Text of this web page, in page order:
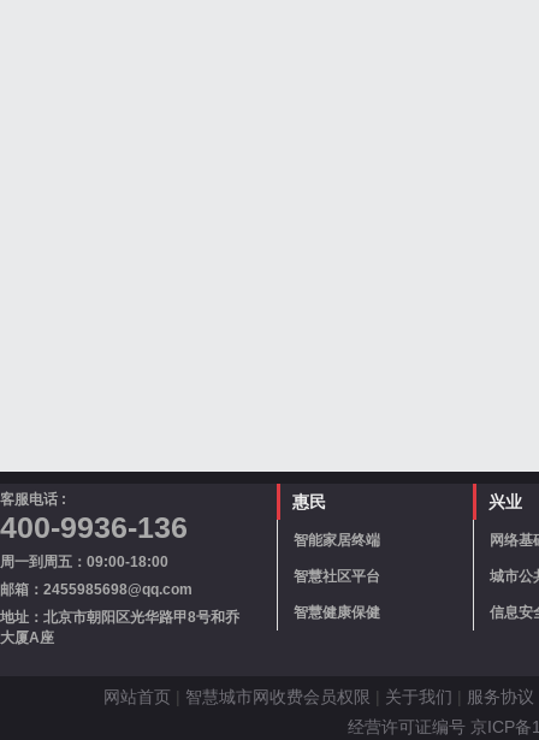
客服电话 :
400-9936-136
周一到周五：09:00-18:00
邮箱：2455985698@qq.com
地址：北京市朝阳区光华路甲8号和乔
大厦A座
惠民
智能家居终端
智慧社区平台
智慧健康保健
兴业
网络基
城市公
信息安
网站首页 | 智慧城市网收费会员权限 | 关于我们 | 服务协议
经营许可证编号 京ICP